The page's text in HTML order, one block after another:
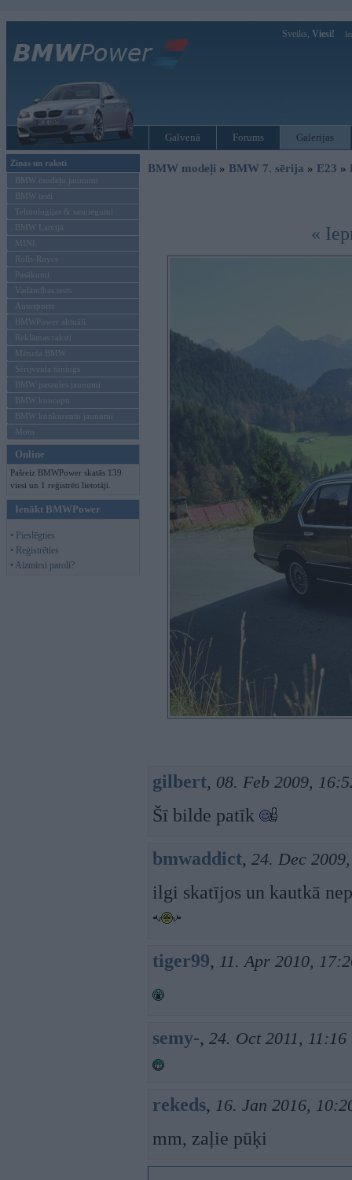
Sveiks, Viesi!
Galvenā Forums Galerijas
Ziņas un raksti
BMW modeļu jaunumi
BMW testi
Tehnoloģijas & sasniegumi
BMW Latvijā
MINI
Rolls-Royce
Pasākumi
Vadāmības tests
Autosports
BMWPower aktuāli
Reklāmas raksti
Mēneša BMW
Sērijveida tūnings
BMW pasaules jaunumi
BMW koncepti
BMW konkurentu jaunumi
Moto
Online
Pašreiz BMWPower skatās 139
viesi un 1 reģistrēti lietotāji.
Ienākt BMWPower
• Pieslēgties
• Reģistrēties
• Aizmirsi paroli?
BMW modeļi » BMW 7. sērija » E23 »
«
gilbert, 08. Feb 2009,
Šī bilde patīk
bmwaddict, 24. Dec
ilgi skatījos un kautkā
tiger99, 11. Apr 2010,
semy-, 24. Oct 2011, 11:16
rekeds, 16. Jan 2016,
mm, zaļie pūķi